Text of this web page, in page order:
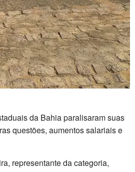
da Bahia paralisaram suas
questões, aumentos salariais e
representante da categoria,